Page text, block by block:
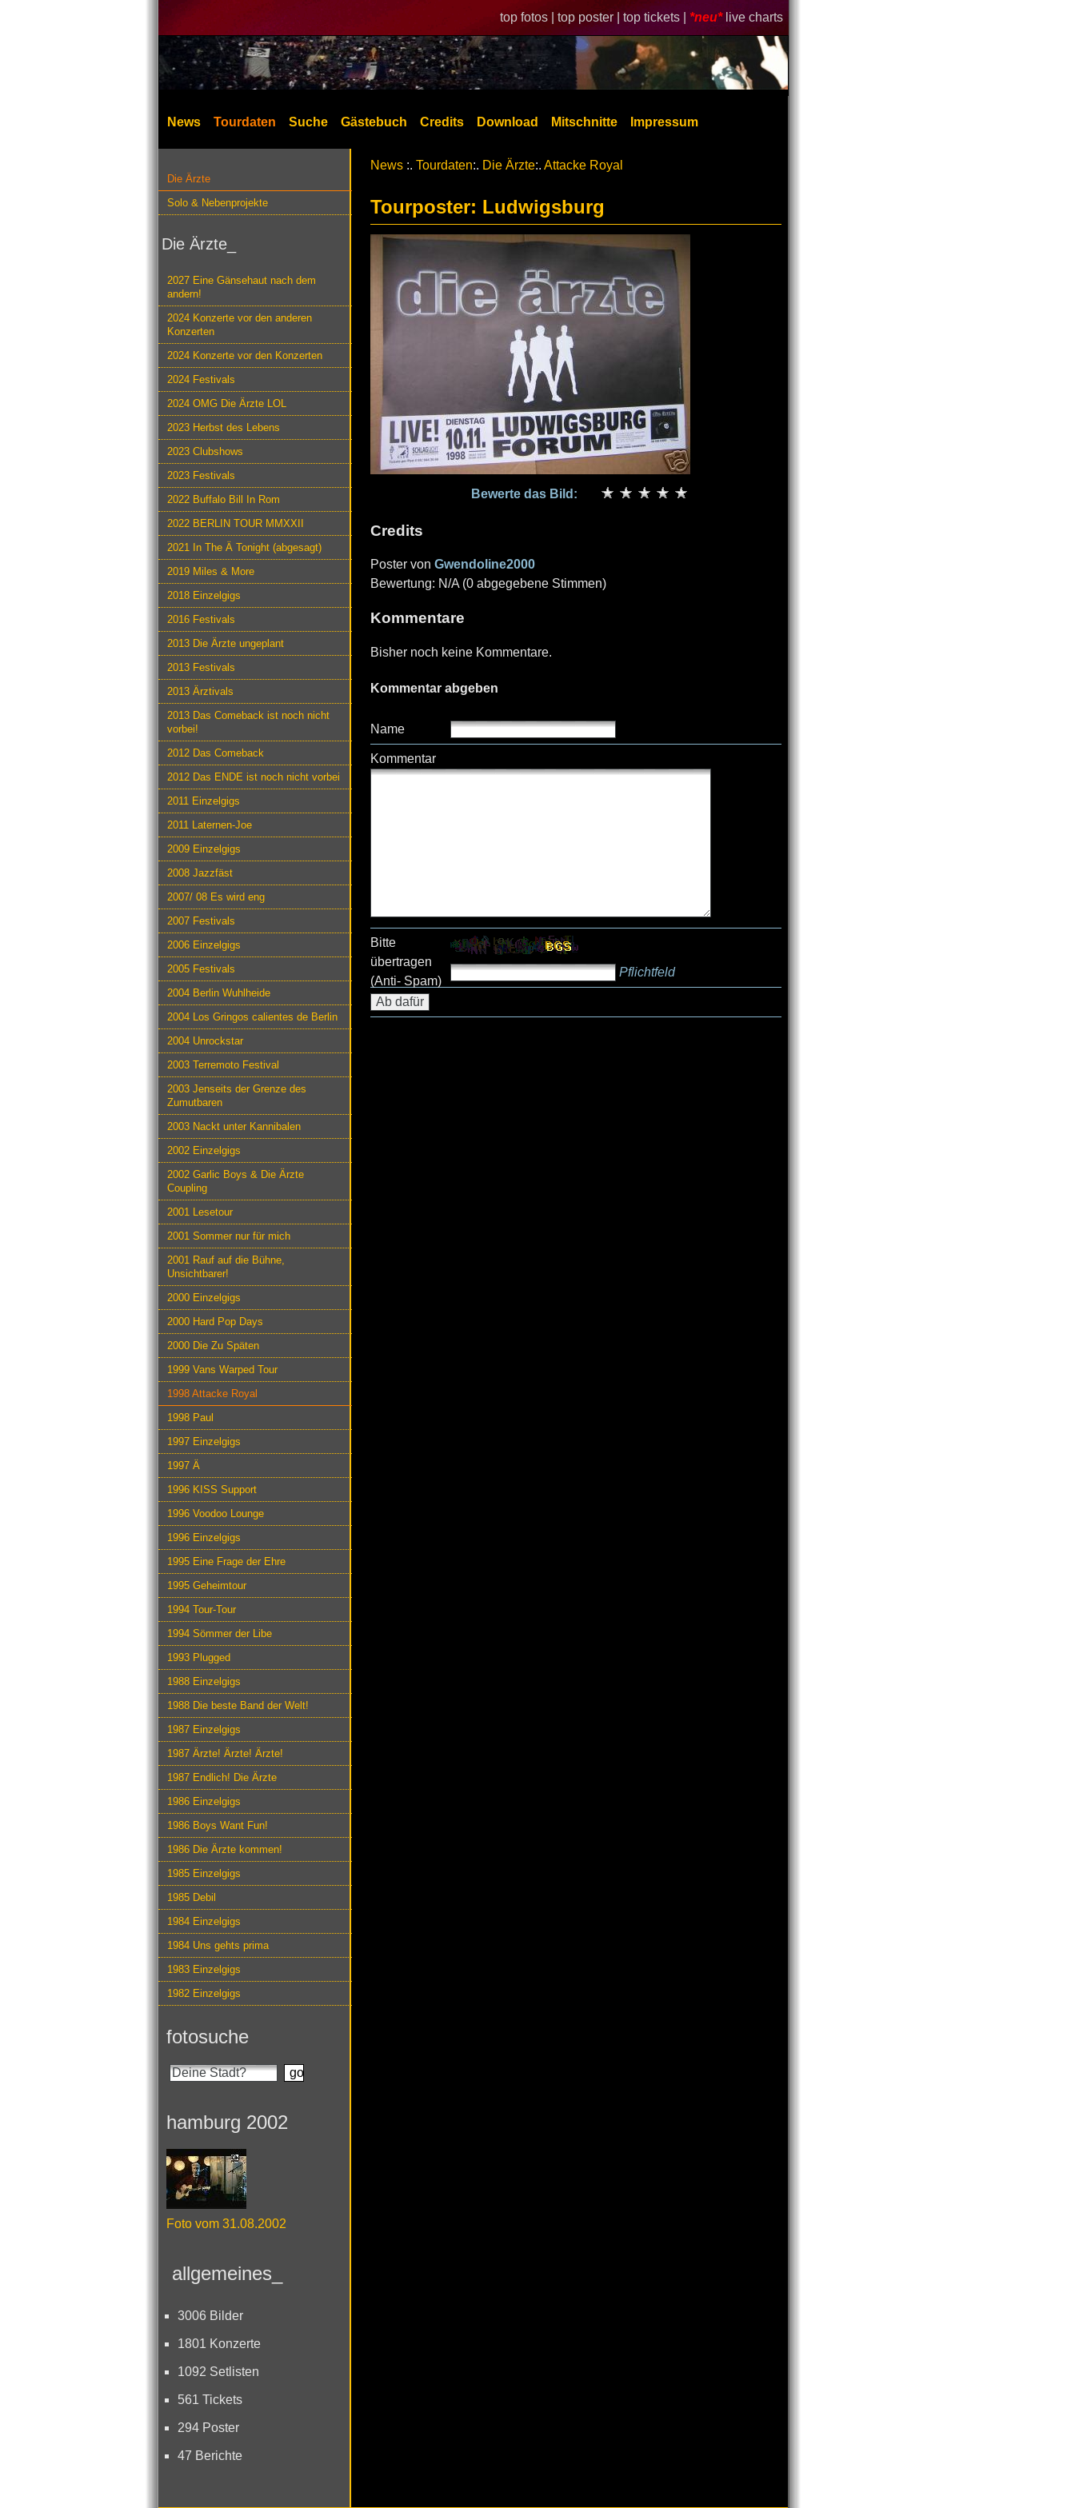
top fotos | top poster | top tickets | *neu* live charts
News Tourdaten Suche Gästebuch Credits Download Mitschnitte Impressum
Die Ärzte
Solo & Nebenprojekte
Die Ärzte_
2027 Eine Gänsehaut nach dem
andern!
2024 Konzerte vor den anderen
Konzerten
2024 Konzerte vor den Konzerten
2024 Festivals
2024 OMG Die Ärzte LOL
2023 Herbst des Lebens
2023 Clubshows
2023 Festivals
2022 Buffalo Bill In Rom
2022 BERLIN TOUR MMXXII
2021 In The Ä Tonight (abgesagt)
2019 Miles & More
2018 Einzelgigs
2016 Festivals
2013 Die Ärzte ungeplant
2013 Festivals
2013 Ärztivals
2013 Das Comeback ist noch nicht
vorbei!
2012 Das Comeback
2012 Das ENDE ist noch nicht vorbei
2011 Einzelgigs
2011 Laternen-Joe
2009 Einzelgigs
2008 Jazzfäst
2007/ 08 Es wird eng
2007 Festivals
2006 Einzelgigs
2005 Festivals
2004 Berlin Wuhlheide
2004 Los Gringos calientes de Berlin
2004 Unrockstar
2003 Terremoto Festival
2003 Jenseits der Grenze des
Zumutbaren
2003 Nackt unter Kannibalen
2002 Einzelgigs
2002 Garlic Boys & Die Ärzte
Coupling
2001 Lesetour
2001 Sommer nur für mich
2001 Rauf auf die Bühne,
Unsichtbarer!
2000 Einzelgigs
2000 Hard Pop Days
2000 Die Zu Späten
1999 Vans Warped Tour
1998 Attacke Royal
1998 Paul
1997 Einzelgigs
1997 Ä
1996 KISS Support
1996 Voodoo Lounge
1996 Einzelgigs
1995 Eine Frage der Ehre
1995 Geheimtour
1994 Tour-Tour
1994 Sömmer der Libe
1993 Plugged
1988 Einzelgigs
1988 Die beste Band der Welt!
1987 Einzelgigs
1987 Ärzte! Ärzte! Ärzte!
1987 Endlich! Die Ärzte
1986 Einzelgigs
1986 Boys Want Fun!
1986 Die Ärzte kommen!
1985 Einzelgigs
1985 Debil
1984 Einzelgigs
1984 Uns gehts prima
1983 Einzelgigs
1982 Einzelgigs
fotosuche
hamburg 2002
Foto vom 31.08.2002
allgemeines_
3006 Bilder
1801 Konzerte
1092 Setlisten
561 Tickets
294 Poster
47 Berichte
News :. Tourdaten:. Die Ärzte:. Attacke Royal
Tourposter: Ludwigsburg
Bewerte das Bild:
Credits
Poster von Gwendoline2000
Bewertung: N/A (0 abgegebene Stimmen)
Kommentare
Bisher noch keine Kommentare.
Kommentar abgeben
Name
Kommentar
Bitte
übertragen
(Anti- Spam)
Pflichtfeld